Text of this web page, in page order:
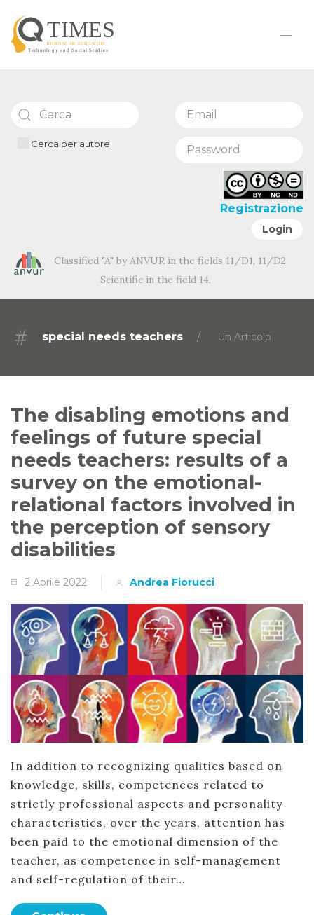
Cerca per autore
Registrazione
Login
Classified "A" by ANVUR in the fields 11/D1, 11/D2
Scientific in the field 14.
special needs teachers Un Articolo
The disabling emotions and
feelings of future special
needs teachers: results of a
survey on the emotional-
relational factors involved in
the perception of sensory
disabilities
2 Aprile 2022 Andrea Fiorucci
In addition to recognizing qualities based on
knowledge, skills, competences related to
strictly professional aspects and personality
characteristics, over the years, attention has
been paid to the emotional dimension of the
teacher, as competence in self-management
and self-regulation of their…